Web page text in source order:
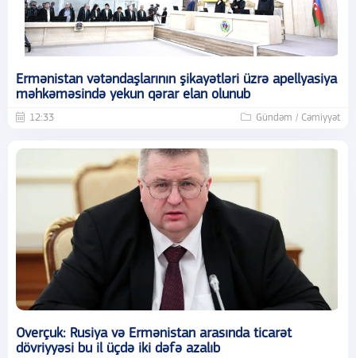
Ermənistan vətəndaşlarının şikayətləri üzrə apellyasiya
məhkəməsində yekun qərar elan olunub
12:33 Gündəm / Cəmiyyət
Overçuk: Rusiya və Ermənistan arasında ticarət
dövriyyəsi bu il üçdə iki dəfə azalıb